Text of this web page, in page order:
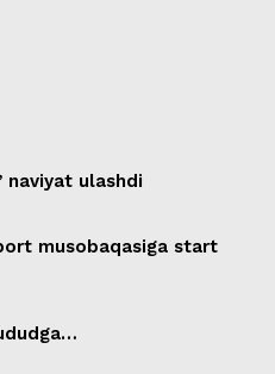
ulashdi
musobaqasiga start